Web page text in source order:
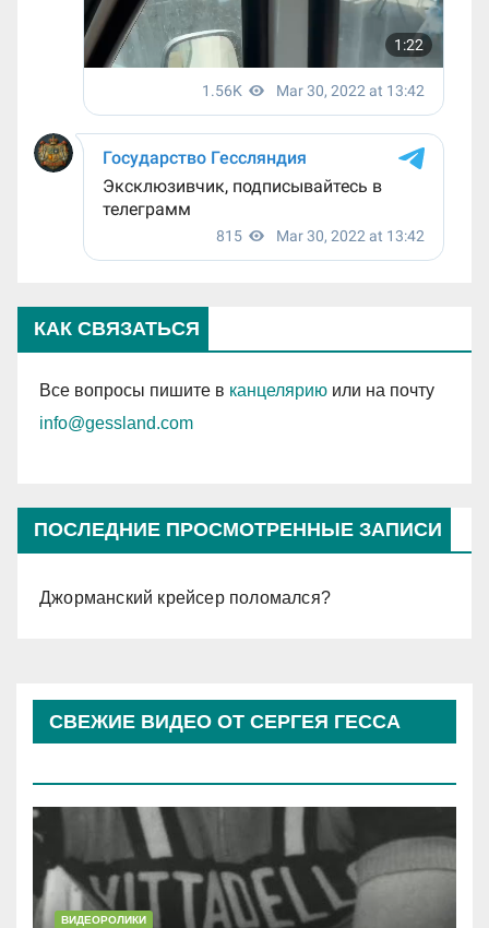
КАК СВЯЗАТЬСЯ
Все вопросы пишите в канцелярию или на почту
info@gessland.com
ПОСЛЕДНИЕ ПРОСМОТРЕННЫЕ ЗАПИСИ
Джорманский крейсер поломался?
СВЕЖИЕ ВИДЕО ОТ СЕРГЕЯ ГЕССА
ВИДЕОРОЛИКИ